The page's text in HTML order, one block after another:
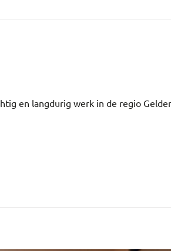
en langdurig werk in de regio